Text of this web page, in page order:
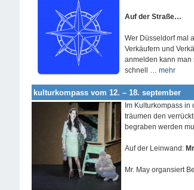
Auf der Straße…
Wer Düsseldorf mal
Verkäufern und
anmelden kann man
schnell … mehr
kulturkompass vom 12. – 18. september
Im Kulturkompass
träumen den
begraben werden
Auf der Leinwand:
Mr. May organsiert